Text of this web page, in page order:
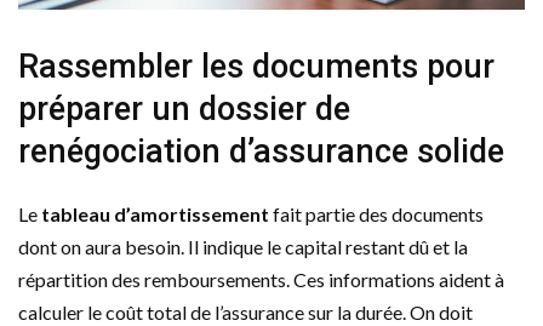
Rassembler les documents pour
préparer un dossier de
renégociation d’assurance solide
Le tableau d’amortissement fait partie des documents
dont on aura besoin. Il indique le capital restant dû et la
répartition des remboursements. Ces informations aident à
calculer le coût total de l’assurance sur la durée. On doit